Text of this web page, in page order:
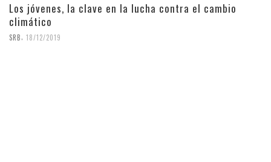
Los jóvenes, la clave en la lucha contra el cambio
climático
SRB, 18/12/2019